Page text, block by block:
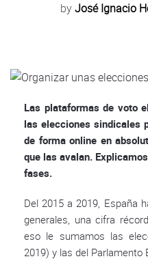
byJosé Ignacio
Las plataformas de voto
las elecciones sindicales
de forma online en
que las avalan.
fases.
Del 2015 a 2019, España
generales, una cifra
eso le sumamos las
2019) y las del Parlamento